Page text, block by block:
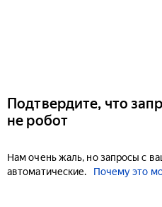
Подтвердите, что
не робот
Нам очень жаль, но запросы с
автоматические.
Почему это